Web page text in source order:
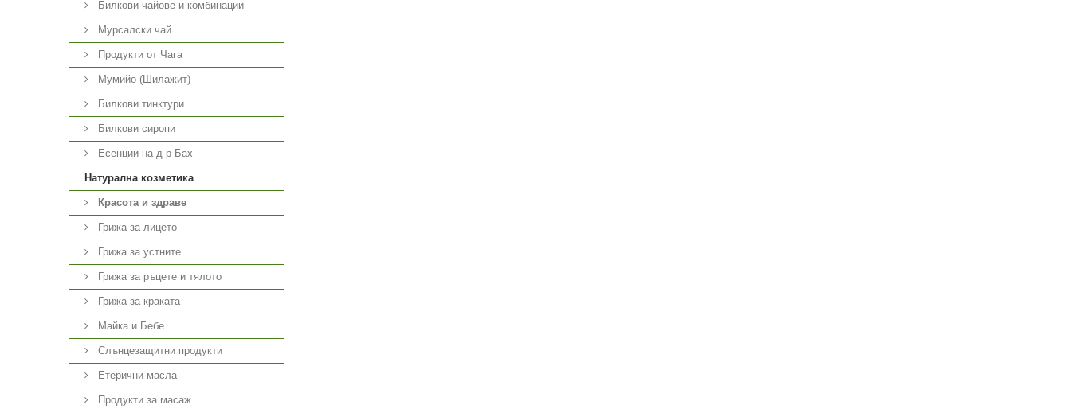
Билкови чайове и комбинации
Мурсалски чай
Продукти от Чага
Мумийо (Шилажит)
Билкови тинктури
Билкови сиропи
Есенции на д-р Бах
Натурална козметика
Красота и здраве
Грижа за лицето
Грижа за устните
Грижа за ръцете и тялото
Грижа за краката
Майка и Бебе
Слънцезащитни продукти
Етерични масла
Продукти за масаж